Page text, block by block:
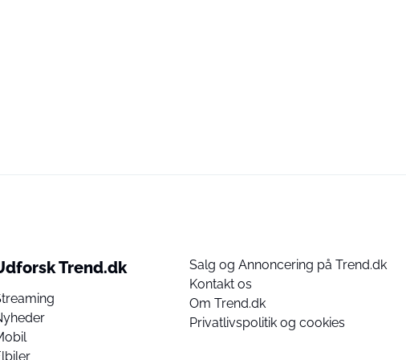
Trend.dk
Salg og Annoncering på Trend.dk
Kontakt os
Om Trend.dk
Privatlivspolitik og cookies